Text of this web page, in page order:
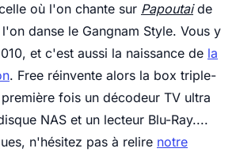
où l'on chante sur Papoutaide
danse le Gangnam Style. Vous y
et c'est aussi la naissance de la
. Free réinvente alors la box triple-
fois un décodeur TV ultra
NAS et un lecteur Blu-Ray....
n'hésitez pas à relire notre